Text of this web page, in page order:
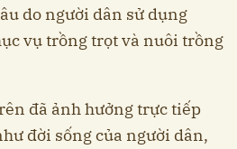
do người dân sử dụng
vụ trồng trọt và nuôi trồng
đã ảnh hưởng trực tiếp
đời sống của người dân,